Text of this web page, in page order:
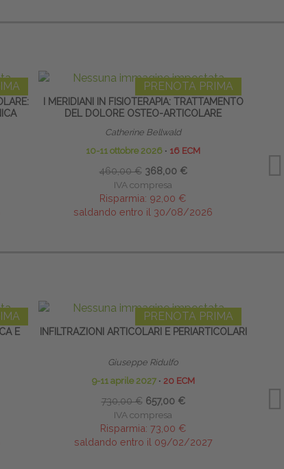
PRENOTA PRIMA
I MERIDIANI IN FISIOTERAPIA: TRATTAMENTO
DEL DOLORE OSTEO-ARTICOLARE
Catherine Bellwald
10-11 ottobre 2026 ∙ 16 ECM
460,00 € 368,00 €
IVA compresa
Risparmia: 92,00 €
saldando entro il 30/08/2026
E
PRENOTA PRIMA
INFILTRAZIONI ARTICOLARI E PERIARTICOLARI
Giuseppe Ridulfo
9-11 aprile 2027 ∙ 20 ECM
730,00 € 657,00 €
IVA compresa
Risparmia: 73,00 €
saldando entro il 09/02/2027